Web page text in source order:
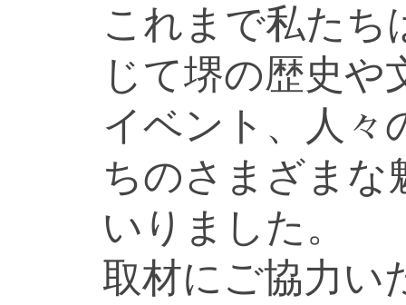
これまで私たち
じて堺の歴史や
イベント、人々
ちのさまざまな
いりました。
取材にご協力い